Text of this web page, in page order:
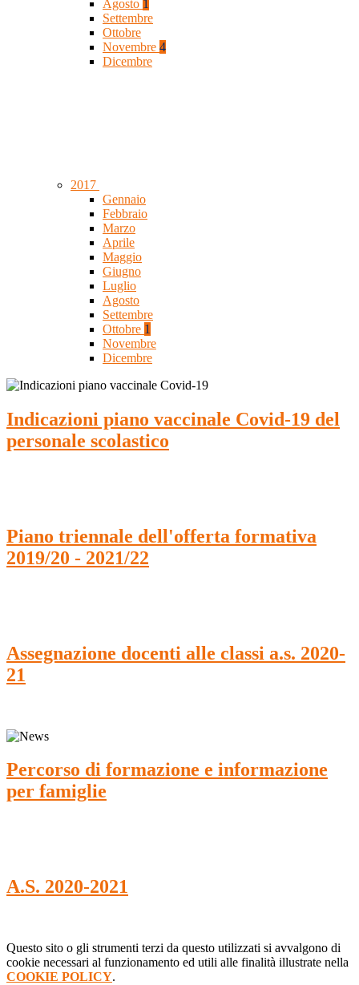
Agosto 1
Settembre
Ottobre
Novembre 4
Dicembre
2017
Gennaio
Febbraio
Marzo
Aprile
Maggio
Giugno
Luglio
Agosto
Settembre
Ottobre 1
Novembre
Dicembre
Indicazioni piano vaccinale Covid-19 del
personale scolastico
Piano triennale dell'offerta formativa
2019/20 - 2021/22
Assegnazione docenti alle classi a.s. 2020-
21
Percorso di formazione e informazione
per famiglie
A.S. 2020-2021
Questo sito o gli strumenti terzi da questo utilizzati si avvalgono di
cookie necessari al funzionamento ed utili alle finalità illustrate nella
COOKIE POLICY.